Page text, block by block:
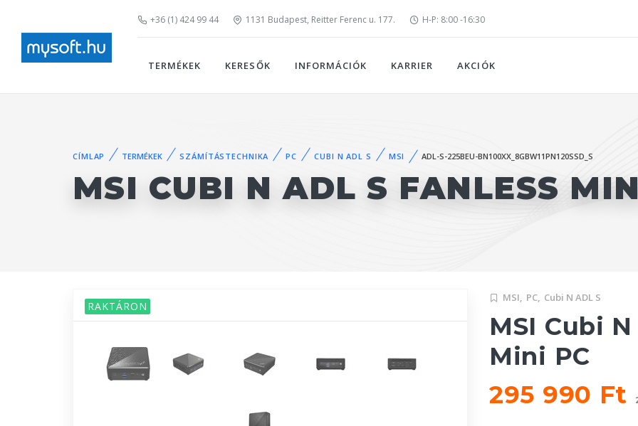
+36 (1) 424 99 44 1131 Budapest, Reitter Ferenc u. 177. H-P: 8:00 -16:30
TERMÉKEK KERESŐK INFORMÁCIÓK KARRIER AKCIÓK
CÍMLAP TERMÉKEK SZÁMÍTÁSTECHNIKA PC CUBI N ADL S MSI ADL-S-225BEU-BN100XX_8GBW11PN120SSD_S
MSI CUBI N ADL S FANLESS
RAKTÁRON
MSI, PC, Cubi N ADL S
MSI Cubi
Mini PC
295 990 Ft